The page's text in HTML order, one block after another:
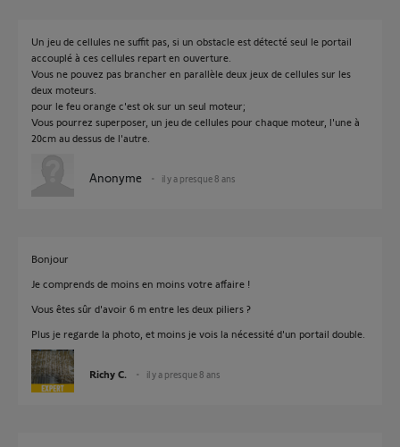
Un jeu de cellules ne suffit pas, si un obstacle est détecté seul le portail
accouplé à ces cellules repart en ouverture.
Vous ne pouvez pas brancher en parallèle deux jeux de cellules sur les
deux moteurs.
pour le feu orange c'est ok sur un seul moteur;
Vous pourrez superposer, un jeu de cellules pour chaque moteur, l'une à
20cm au dessus de l'autre.
Anonyme il y a presque 8 ans
Bonjour
Je comprends de moins en moins votre affaire !
Vous êtes sûr d'avoir 6 m entre les deux piliers ?
Plus je regarde la photo, et moins je vois la nécessité d'un portail double.
Richy C. il y a presque 8 ans